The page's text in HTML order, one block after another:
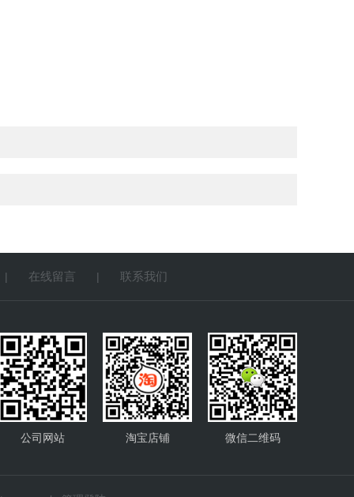
在线留言 | 联系我们
微信二维码
淘宝店铺
公司网站